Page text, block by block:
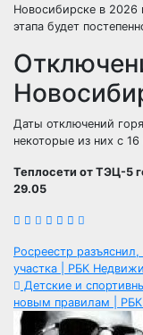
Новосибирске в 2026
этапа будет
Даты отключений
некоторые из них с
Теплосети от ТЭЦ-5
29.05
по
записям
Росреестр
участка | РБК
Детские и
новым правилам |